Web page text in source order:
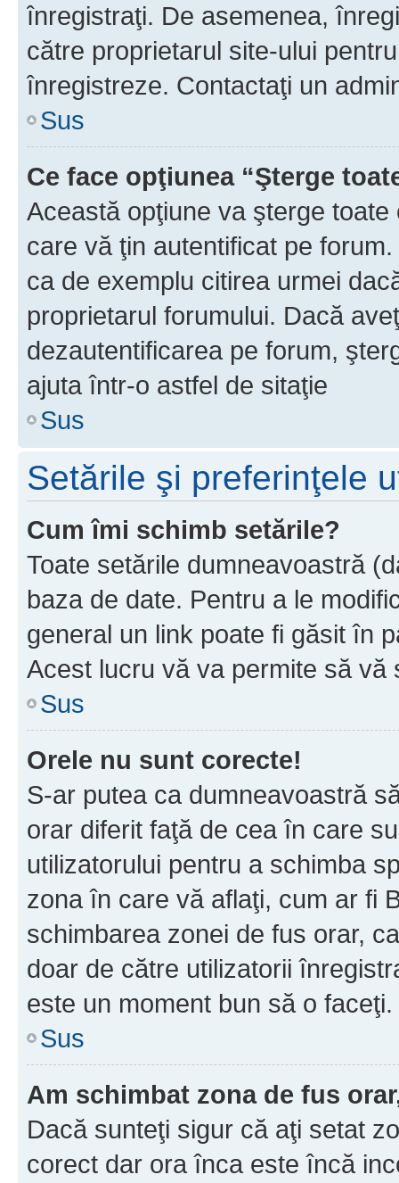
înregistraţi. De asemenea,
către proprietarul site-ului
înregistreze. Contactaţi un
Sus
Ce face opţiunea “Şterge
Această opţiune va şterge
care vă ţin autentificat pe
ca de exemplu citirea urmei
proprietarul forumului. Dacă
dezautentificarea pe forum,
ajuta într-o astfel de sitaţie
Sus
Setările şi preferinţele
Cum îmi schimb setările?
Toate setările dumneavoastră
baza de date. Pentru a le
general un link poate fi găsit în
Acest lucru vă va permite să vă
Sus
Orele nu sunt corecte!
S-ar putea ca dumneavoastră
orar diferit faţă de cea în care
utilizatorului pentru a schimba
zona în care vă aflaţi, cum ar fi
schimbarea zonei de fus orar,
doar de către utilizatorii
este un moment bun să o faceţi.
Sus
Am schimbat zona de fus
Dacă sunteţi sigur că aţi setat
corect dar ora înca este încă